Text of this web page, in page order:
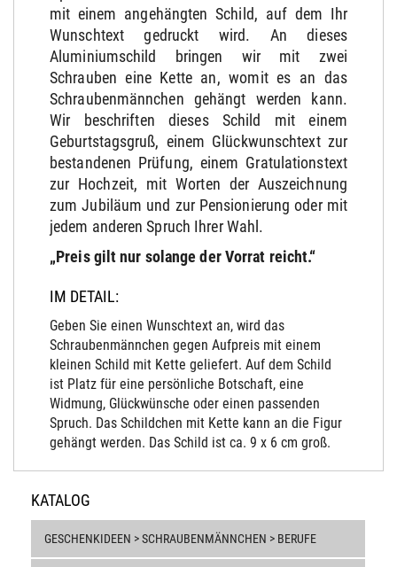
mit einem angehängten Schild, auf dem Ihr
Wunschtext gedruckt wird. An dieses
Aluminiumschild bringen wir mit zwei
Schrauben eine Kette an, womit es an das
Schraubenmännchen gehängt werden kann.
Wir beschriften dieses Schild mit einem
Geburtstagsgruß, einem Glückwunschtext zur
bestandenen Prüfung, einem Gratulationstext
zur Hochzeit, mit Worten der Auszeichnung
zum Jubiläum und zur Pensionierung oder mit
jedem anderen Spruch Ihrer Wahl.
„Preis gilt nur solange der Vorrat reicht.“
IM DETAIL:
Geben Sie einen Wunschtext an, wird das
Schraubenmännchen gegen Aufpreis mit einem
kleinen Schild mit Kette geliefert. Auf dem Schild
ist Platz für eine persönliche Botschaft, eine
Widmung, Glückwünsche oder einen passenden
Spruch. Das Schildchen mit Kette kann an die Figur
gehängt werden. Das Schild ist ca. 9 x 6 cm groß.
KATALOG
GESCHENKIDEEN > SCHRAUBENMÄNNCHEN > BERUFE